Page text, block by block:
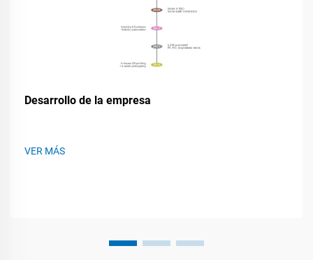
Desarrollo de la empresa
VER MÁS